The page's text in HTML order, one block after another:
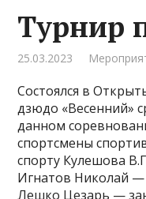
Турнир
25.03.2023
Состоялся в
дзюдо «Весенний»
данном
спортсмены
спорту Кулешова
Игнатов Николай —
Лешко Цезарь —